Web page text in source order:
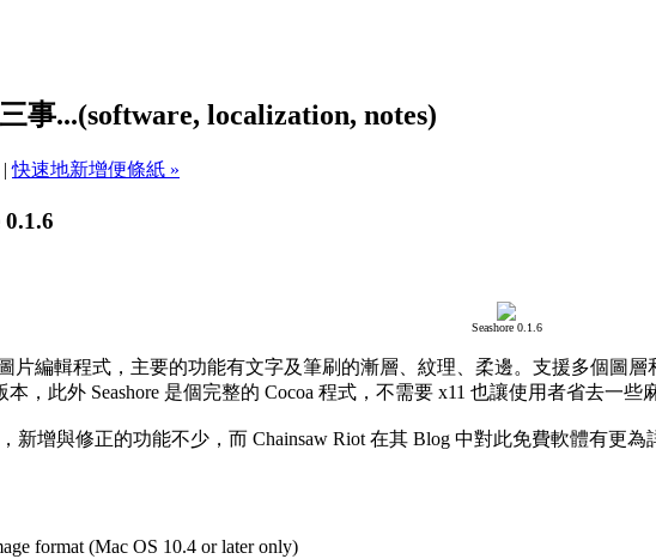
事...(software, localization, notes)
|快速地新增便條紙 »
Seashore 0.1.6
圖片編輯程式，主要的功能有文字及筆刷的漸層、紋理、柔邊。支援多個圖
，此外 Seashore 是個完整的 Cocoa 程式，不需要 x11 也讓使用者省去一些
新增與修正的功能不少，而 Chainsaw Riot 在其 Blog 中對此免費軟體有更
format (Mac OS 10.4 or later only)